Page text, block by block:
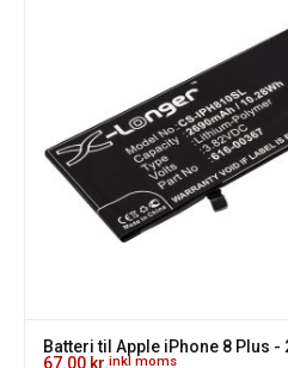
Batteri til Apple iPhone 8 Plus -
67.00 kr.inkl moms